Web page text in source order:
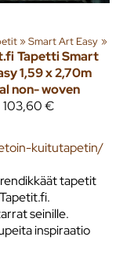
‪»Smart Art Easy ‪»
Tapetti Smart
1,59 x 2,70m
non- woven
103,60 €
kuitutapetin/
tapetit
seinille.
inspiraatio